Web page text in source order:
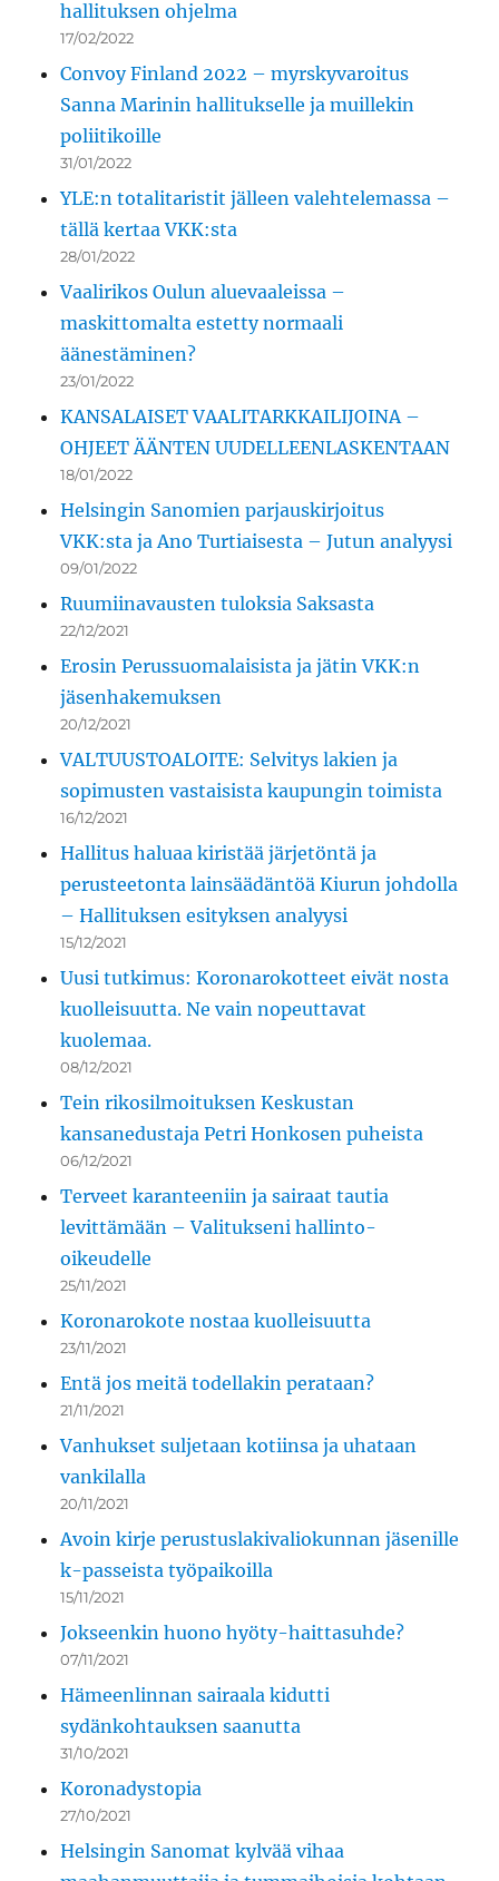
hallituksen ohjelma
17/02/2022
Convoy Finland 2022 – myrskyvaroitus
Sanna Marinin hallitukselle ja muillekin
poliitikoille
31/01/2022
YLE:n totalitaristit jälleen valehtelemassa –
tällä kertaa VKK:sta
28/01/2022
Vaalirikos Oulun aluevaaleissa –
maskittomalta estetty normaali
äänestäminen?
23/01/2022
KANSALAISET VAALITARKKAILIJOINA –
OHJEET ÄÄNTEN UUDELLEENLASKENTAAN
18/01/2022
Helsingin Sanomien parjauskirjoitus
VKK:sta ja Ano Turtiaisesta – Jutun analyysi
09/01/2022
Ruumiinavausten tuloksia Saksasta
22/12/2021
Erosin Perussuomalaisista ja jätin VKK:n
jäsenhakemuksen
20/12/2021
VALTUUSTOALOITE: Selvitys lakien ja
sopimusten vastaisista kaupungin toimista
16/12/2021
Hallitus haluaa kiristää järjetöntä ja
perusteetonta lainsäädäntöä Kiurun johdolla
– Hallituksen esityksen analyysi
15/12/2021
Uusi tutkimus: Koronarokotteet eivät nosta
kuolleisuutta. Ne vain nopeuttavat
kuolemaa.
08/12/2021
Tein rikosilmoituksen Keskustan
kansanedustaja Petri Honkosen puheista
06/12/2021
Terveet karanteeniin ja sairaat tautia
levittämään – Valitukseni hallinto-
oikeudelle
25/11/2021
Koronarokote nostaa kuolleisuutta
23/11/2021
Entä jos meitä todellakin perataan?
21/11/2021
Vanhukset suljetaan kotiinsa ja uhataan
vankilalla
20/11/2021
Avoin kirje perustuslakivaliokunnan jäsenille
k-passeista työpaikoilla
15/11/2021
Jokseenkin huono hyöty-haittasuhde?
07/11/2021
Hämeenlinnan sairaala kidutti
sydänkohtauksen saanutta
31/10/2021
Koronadystopia
27/10/2021
Helsingin Sanomat kylvää vihaa